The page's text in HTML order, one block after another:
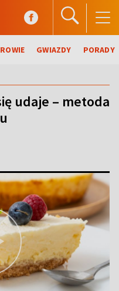
GWIAZDY PORADY
udaje – metoda